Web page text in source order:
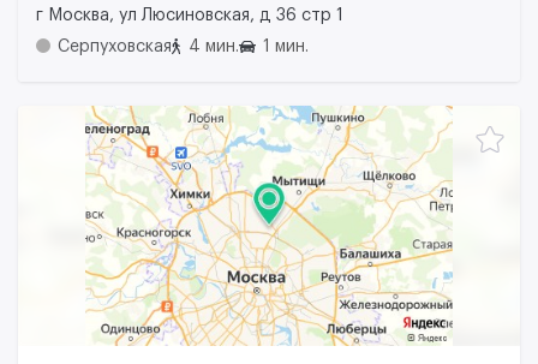
г Москва, ул Люсиновская, д 36 стр 1
Серпуховская
4 мин. 1 мин.